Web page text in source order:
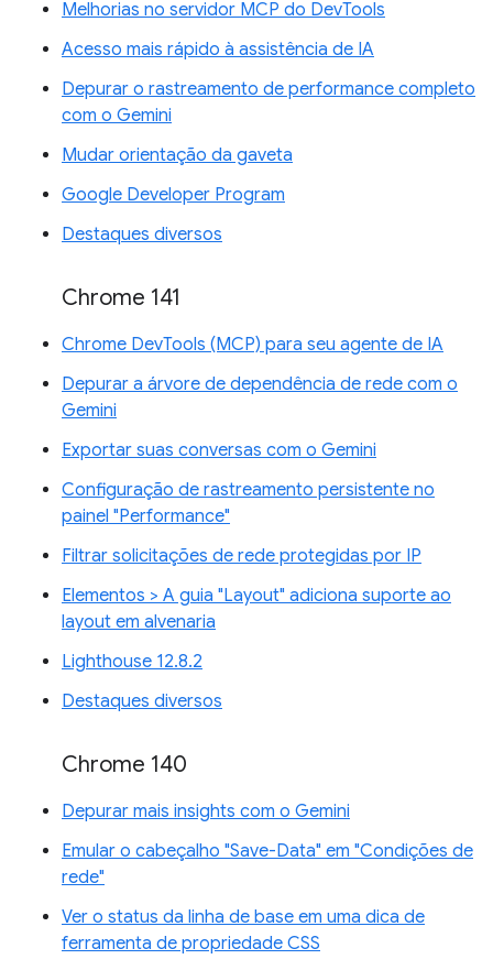
Melhorias no servidor MCP do DevTools
Acesso mais rápido à assistência de IA
Depurar o rastreamento de performance completo
com o Gemini
Mudar orientação da gaveta
Google Developer Program
Destaques diversos
Chrome 141
Chrome DevTools (MCP) para seu agente de IA
Depurar a árvore de dependência de rede com o
Gemini
Exportar suas conversas com o Gemini
Configuração de rastreamento persistente no
painel "Performance"
Filtrar solicitações de rede protegidas por IP
Elementos > A guia "Layout" adiciona suporte ao
layout em alvenaria
Lighthouse 12.8.2
Destaques diversos
Chrome 140
Depurar mais insights com o Gemini
Emular o cabeçalho "Save-Data" em "Condições de
rede"
Ver o status da linha de base em uma dica de
ferramenta de propriedade CSS